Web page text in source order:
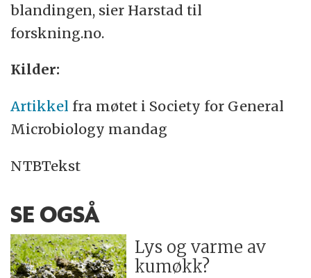
blandingen, sier Harstad til
forskning.no.
Kilder:
Artikkel fra møtet i Society for General
Microbiology mandag
NTBTekst
SE OGSÅ
Lys og varme av
kumøkk?